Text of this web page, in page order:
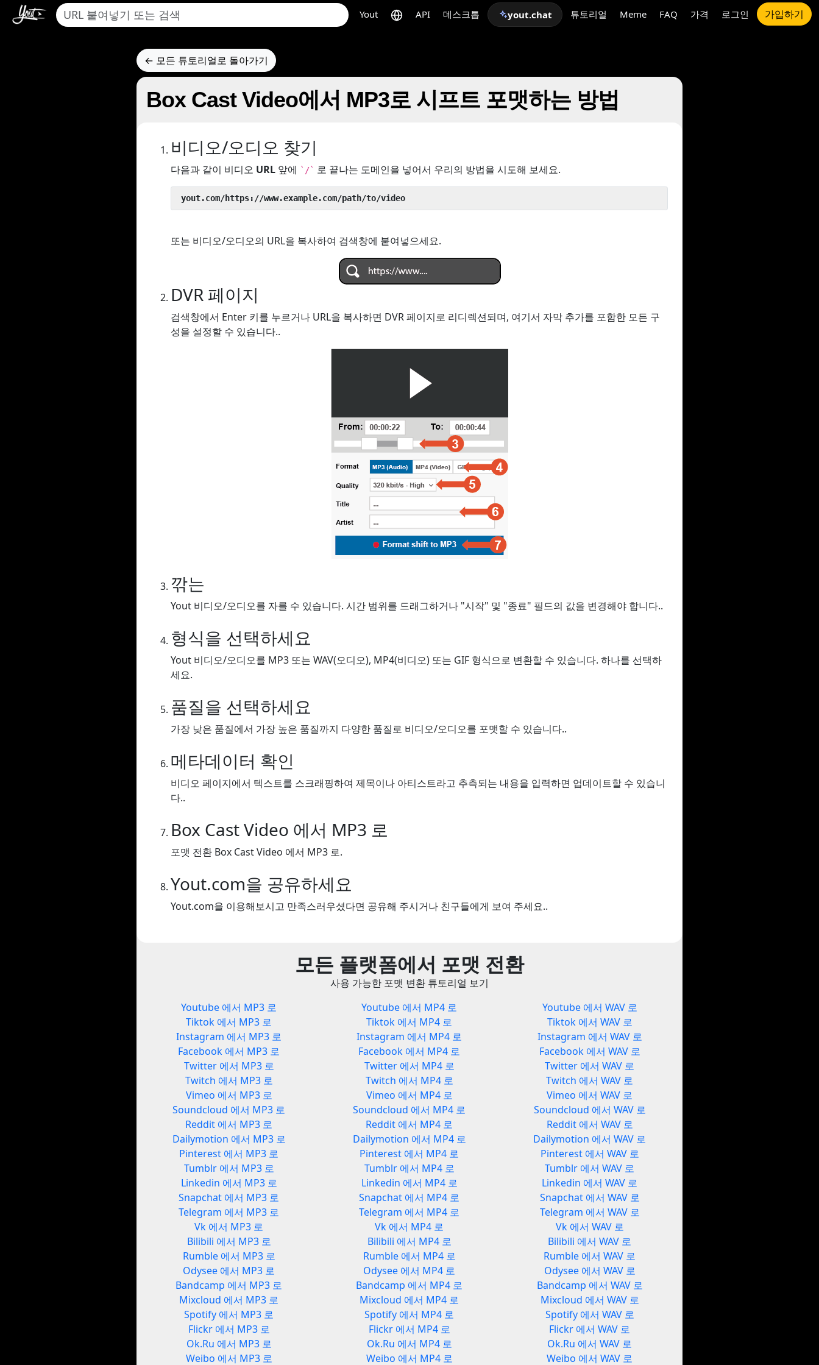
Yout API 데스크톱 yout.chat 튜토리얼 Meme FAQ 가격 로그인 가입하기
← 모든 튜토리얼로 돌아가기
Box Cast Video에서 MP3로 시프트 포맷하는 방법
비디오/오디오 찾기
다음과 같이 비디오 URL 앞에 `/` 로 끝나는 도메인을 넣어서 우리의 방법을 시도해 보세요.
yout.com/https://www.example.com/path/to/video
또는 비디오/오디오의 URL을 복사하여 검색창에 붙여넣으세요.
DVR 페이지
검색창에서 Enter 키를 누르거나 URL을 복사하면 DVR 페이지로 리디렉션되며, 여기서 자막 추가를 포함한 모든 구
성을 설정할 수 있습니다..
깎는
Yout 비디오/오디오를 자를 수 있습니다. 시간 범위를 드래그하거나 "시작" 및 "종료" 필드의 값을 변경해야 합니다..
형식을 선택하세요
Yout 비디오/오디오를 MP3 또는 WAV(오디오), MP4(비디오) 또는 GIF 형식으로 변환할 수 있습니다. 하나를 선택하
세요.
품질을 선택하세요
가장 낮은 품질에서 가장 높은 품질까지 다양한 품질로 비디오/오디오를 포맷할 수 있습니다..
메타데이터 확인
비디오 페이지에서 텍스트를 스크래핑하여 제목이나 아티스트라고 추측되는 내용을 입력하면 업데이트할 수 있습니
다..
Box Cast Video 에서 MP3 로
포맷 전환 Box Cast Video 에서 MP3 로.
Yout.com을 공유하세요
Yout.com을 이용해보시고 만족스러우셨다면 공유해 주시거나 친구들에게 보여 주세요..
모든 플랫폼에서 포맷 전환
사용 가능한 포맷 변환 튜토리얼 보기
Youtube 에서 MP3 로
Tiktok 에서 MP3 로
Instagram 에서 MP3 로
Facebook 에서 MP3 로
Twitter 에서 MP3 로
Twitch 에서 MP3 로
Vimeo 에서 MP3 로
Soundcloud 에서 MP3 로
Reddit 에서 MP3 로
Dailymotion 에서 MP3 로
Pinterest 에서 MP3 로
Tumblr 에서 MP3 로
Linkedin 에서 MP3 로
Snapchat 에서 MP3 로
Telegram 에서 MP3 로
Vk 에서 MP3 로
Bilibili 에서 MP3 로
Rumble 에서 MP3 로
Odysee 에서 MP3 로
Bandcamp 에서 MP3 로
Mixcloud 에서 MP3 로
Spotify 에서 MP3 로
Flickr 에서 MP3 로
Ok.Ru 에서 MP3 로
Weibo 에서 MP3 로
Youtube 에서 MP4 로
Tiktok 에서 MP4 로
Instagram 에서 MP4 로
Facebook 에서 MP4 로
Twitter 에서 MP4 로
Twitch 에서 MP4 로
Vimeo 에서 MP4 로
Soundcloud 에서 MP4 로
Reddit 에서 MP4 로
Dailymotion 에서 MP4 로
Pinterest 에서 MP4 로
Tumblr 에서 MP4 로
Linkedin 에서 MP4 로
Snapchat 에서 MP4 로
Telegram 에서 MP4 로
Vk 에서 MP4 로
Bilibili 에서 MP4 로
Rumble 에서 MP4 로
Odysee 에서 MP4 로
Bandcamp 에서 MP4 로
Mixcloud 에서 MP4 로
Spotify 에서 MP4 로
Flickr 에서 MP4 로
Ok.Ru 에서 MP4 로
Weibo 에서 MP4 로
Youtube 에서 WAV 로
Tiktok 에서 WAV 로
Instagram 에서 WAV 로
Facebook 에서 WAV 로
Twitter 에서 WAV 로
Twitch 에서 WAV 로
Vimeo 에서 WAV 로
Soundcloud 에서 WAV 로
Reddit 에서 WAV 로
Dailymotion 에서 WAV 로
Pinterest 에서 WAV 로
Tumblr 에서 WAV 로
Linkedin 에서 WAV 로
Snapchat 에서 WAV 로
Telegram 에서 WAV 로
Vk 에서 WAV 로
Bilibili 에서 WAV 로
Rumble 에서 WAV 로
Odysee 에서 WAV 로
Bandcamp 에서 WAV 로
Mixcloud 에서 WAV 로
Spotify 에서 WAV 로
Flickr 에서 WAV 로
Ok.Ru 에서 WAV 로
Weibo 에서 WAV 로